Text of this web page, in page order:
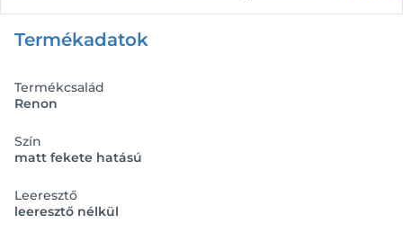
Termékadatok
Termékcsalád
Renon
Szín
matt fekete hatású
Leeresztő
leeresztő nélkül